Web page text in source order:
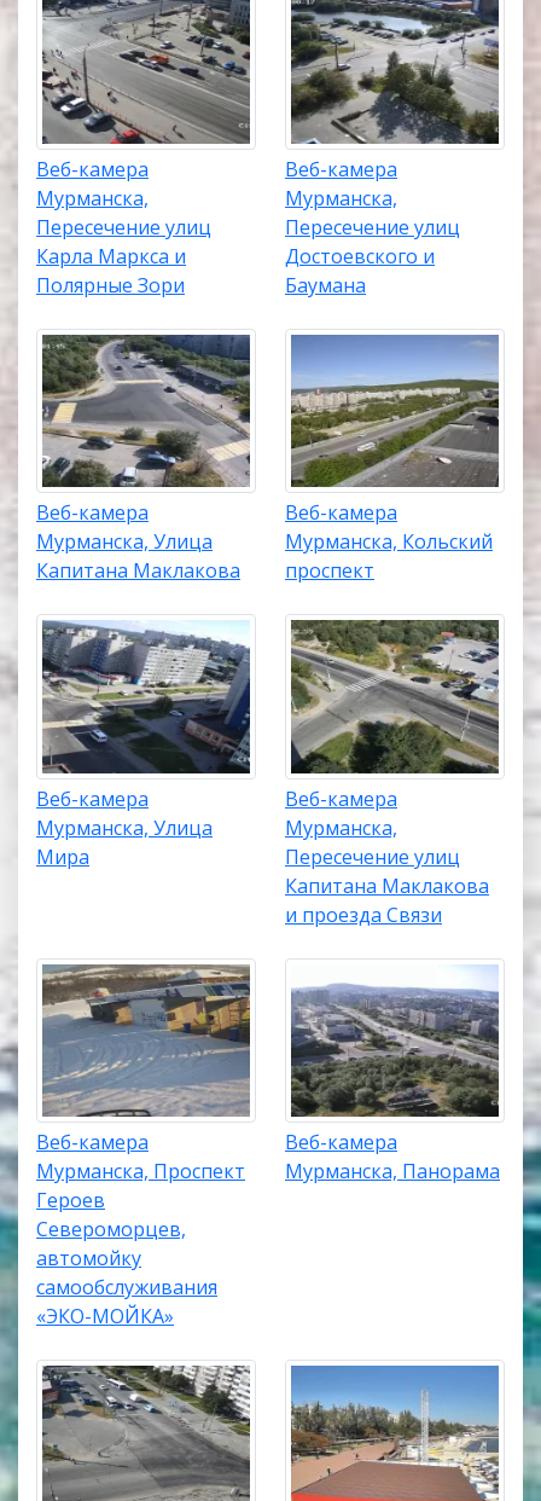
Веб-камера
Мурманска,
Пересечение улиц
Карла Маркса и
Полярные Зори
Веб-камера
Мурманска,
Пересечение улиц
Достоевского и
Баумана
Веб-камера
Мурманска, Улица
Капитана Маклакова
Веб-камера
Мурманска, Кольский
проспект
Веб-камера
Мурманска, Улица
Мира
Веб-камера
Мурманска,
Пересечение улиц
Капитана Маклакова
и проезда Связи
Веб-камера
Мурманска, Проспект
Героев
Североморцев,
автомойку
самообслуживания
«ЭКО-МОЙКА»
Веб-камера
Мурманска, Панорама